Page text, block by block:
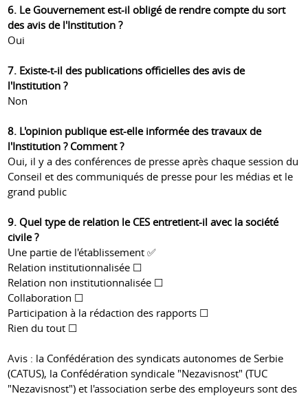
6. Le Gouvernement est-il obligé de rendre compte du sort
des avis de l'Institution ?
Oui
7. Existe-t-il des publications officielles des avis de
l'Institution ?
Non
8. L'opinion publique est-elle informée des travaux de
l'Institution ? Comment ?
Oui, il y a des conférences de presse après chaque session du
Conseil et des communiqués de presse pour les médias et le
grand public
9. Quel type de relation le CES entretient-il avec la société
civile ?
Une partie de l'établissement ✅
Relation institutionnalisée ☐
Relation non institutionnalisée ☐
Collaboration ☐
Participation à la rédaction des rapports ☐
Rien du tout ☐
Avis : la Confédération des syndicats autonomes de Serbie
(CATUS), la Confédération syndicale "Nezavisnost" (TUC
"Nezavisnost") et l'association serbe des employeurs sont des